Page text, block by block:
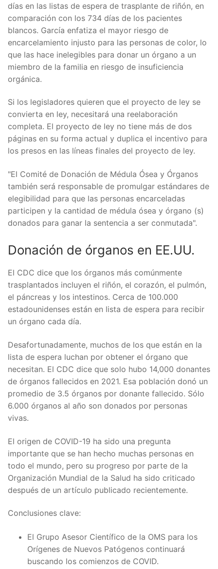
días en las listas de espera de trasplante de riñón, en
comparación con los 734 días de los pacientes
blancos. García enfatiza el mayor riesgo de
encarcelamiento injusto para las personas de color, lo
que las hace inelegibles para donar un órgano a un
miembro de la familia en riesgo de insuficiencia
orgánica.
Si los legisladores quieren que el proyecto de ley se
convierta en ley, necesitará una reelaboración
completa. El proyecto de ley no tiene más de dos
páginas en su forma actual y duplica el incentivo para
los presos en las líneas finales del proyecto de ley.
"El Comité de Donación de Médula Ósea y Órganos
también será responsable de promulgar estándares de
elegibilidad para que las personas encarceladas
participen y la cantidad de médula ósea y órgano (s)
donados para ganar la sentencia a ser conmutada".
Donación de órganos en EE.UU.
El CDC dice que los órganos más comúnmente
trasplantados incluyen el riñón, el corazón, el pulmón,
el páncreas y los intestinos. Cerca de 100.000
estadounidenses están en lista de espera para recibir
un órgano cada día.
Desafortunadamente, muchos de los que están en la
lista de espera luchan por obtener el órgano que
necesitan. El CDC dice que solo hubo 14,000 donantes
de órganos fallecidos en 2021. Esa población donó un
promedio de 3.5 órganos por donante fallecido. Sólo
6.000 órganos al año son donados por personas
vivas.
El origen de COVID-19 ha sido una pregunta
importante que se han hecho muchas personas en
todo el mundo, pero su progreso por parte de la
Organización Mundial de la Salud ha sido criticado
después de un artículo publicado recientemente.
Conclusiones clave:
El Grupo Asesor Científico de la OMS para los
Orígenes de Nuevos Patógenos continuará
buscando los comienzos de COVID.